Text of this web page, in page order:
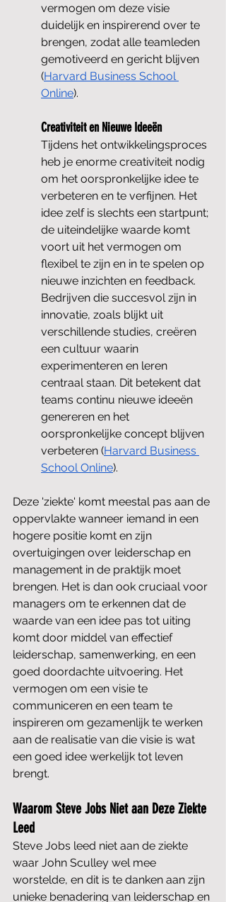
vermogen om deze visie
duidelijk en inspirerend over te
brengen, zodat alle teamleden
gemotiveerd en gericht blijven​
(Harvard Business School
Online)​.
Creativiteit en Nieuwe Ideeën
Tijdens het ontwikkelingsproces
heb je enorme creativiteit nodig
om het oorspronkelijke idee te
verbeteren en te verfijnen. Het
idee zelf is slechts een startpunt;
de uiteindelijke waarde komt
voort uit het vermogen om
flexibel te zijn en in te spelen op
nieuwe inzichten en feedback.
Bedrijven die succesvol zijn in
innovatie, zoals blijkt uit
verschillende studies, creëren
een cultuur waarin
experimenteren en leren
centraal staan. Dit betekent dat
teams continu nieuwe ideeën
genereren en het
oorspronkelijke concept blijven
verbeteren​ (Harvard Business
School Online)​.
Deze 'ziekte' komt meestal pas aan de
oppervlakte wanneer iemand in een
hogere positie komt en zijn
overtuigingen over leiderschap en
management in de praktijk moet
brengen. Het is dan ook cruciaal voor
managers om te erkennen dat de
waarde van een idee pas tot uiting
komt door middel van effectief
leiderschap, samenwerking, en een
goed doordachte uitvoering. Het
vermogen om een visie te
communiceren en een team te
inspireren om gezamenlijk te werken
aan de realisatie van die visie is wat
een goed idee werkelijk tot leven
brengt.
Waarom Steve Jobs Niet aan Deze Ziekte
Leed
Steve Jobs leed niet aan de ziekte
waar John Sculley wel mee
worstelde, en dit is te danken aan zijn
unieke benadering van leiderschap en